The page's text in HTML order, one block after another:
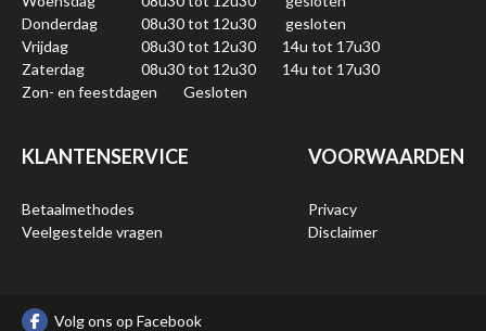
Donderdag
08u30 tot 12u30
gesloten
Vrijdag
08u30 tot 12u30
14u tot 17u30
Zaterdag
08u30 tot 12u30
14u tot 17u30
Zon- en feestdagen
Gesloten
KLANTENSERVICE
Betaalmethodes
Veelgestelde vragen
VOORWAARDEN
Privacy
Disclaimer
Volg ons op Facebook